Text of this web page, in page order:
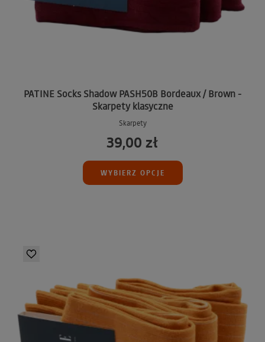
PATINE Socks Shadow PASH50B Bordeaux / Brown -
Skarpety klasyczne
Skarpety
39,00 zł
WYBIERZ OPCJE